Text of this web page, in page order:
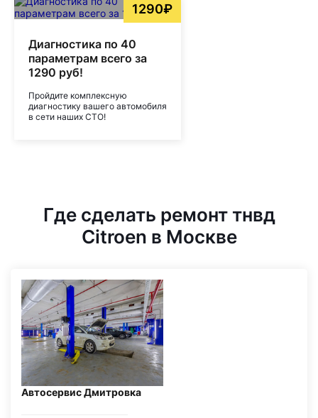
1290₽
Диагностика по 40
параметрам всего за
1290 руб!
Пройдите комплексную
диагностику вашего автомобиля
в сети наших СТО!
Где сделать ремонт тнвд
Citroen в Москве
Автосервис Дмитровка